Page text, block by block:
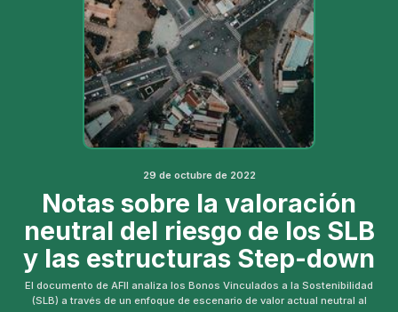
29 de octubre de 2022
Notas sobre la valoración
neutral del riesgo de los SLB
y las estructuras Step-down
El documento de AFII analiza los Bonos Vinculados a la Sostenibilidad
(SLB) a través de un enfoque de escenario de valor actual neutral al